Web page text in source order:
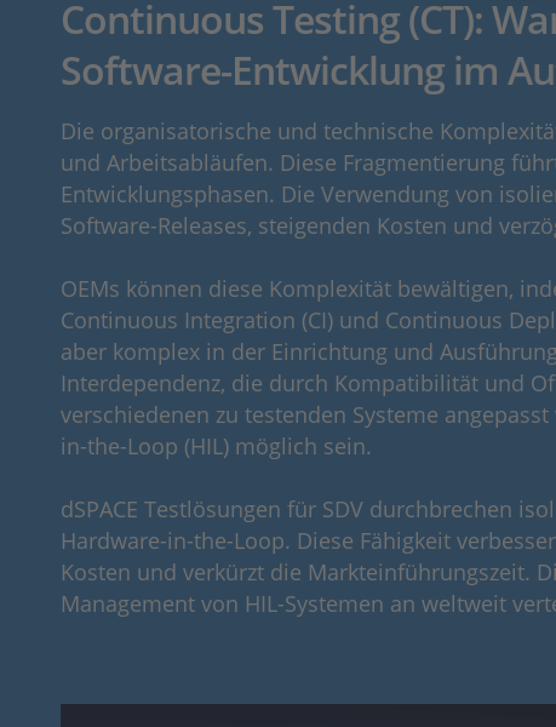
Continuous Testing (CT):
Software-Entwicklung im
Die organisatorische und technische
und Arbeitsabläufen. Diese Fragmentierung
Entwicklungsphasen. Die Verwendung von
Software-Releases, steigenden Kosten und
OEMs können diese Komplexität bewältigen,
Continuous Integration (CI) und Continuous
aber komplex in der Einrichtung und
Interdependenz, die durch Kompatibilität und
verschiedenen zu testenden Systeme
in-the-Loop (HIL) möglich sein.
dSPACE Testlösungen für SDV durchbrechen
Hardware-in-the-Loop. Diese Fähigkeit
Kosten und verkürzt die Markteinführungszeit.
Management von HIL-Systemen an weltweit